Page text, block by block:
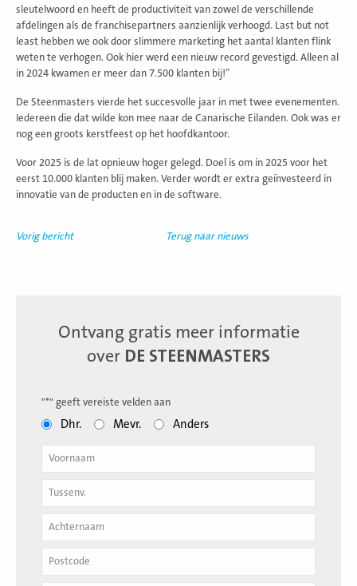
sleutelwoord en heeft de productiviteit van zowel de verschillende
afdelingen als de franchisepartners aanzienlijk verhoogd. Last but not
least hebben we ook door slimmere marketing het aantal klanten flink
weten te verhogen. Ook hier werd een nieuw record gevestigd. Alleen al
in 2024 kwamen er meer dan 7.500 klanten bij!”
De Steenmasters vierde het succesvolle jaar in met twee evenementen.
Iedereen die dat wilde kon mee naar de Canarische Eilanden. Ook was er
nog een groots kerstfeest op het hoofdkantoor.
Voor 2025 is de lat opnieuw hoger gelegd. Doel is om in 2025 voor het
eerst 10.000 klanten blij maken. Verder wordt er extra geïnvesteerd in
innovatie van de producten en in de software.
Vorig bericht Terug naar nieuws
Ontvang gratis meer informatie
over DE STEENMASTERS
"*" geeft vereiste velden aan
Dhr. Mevr. Anders